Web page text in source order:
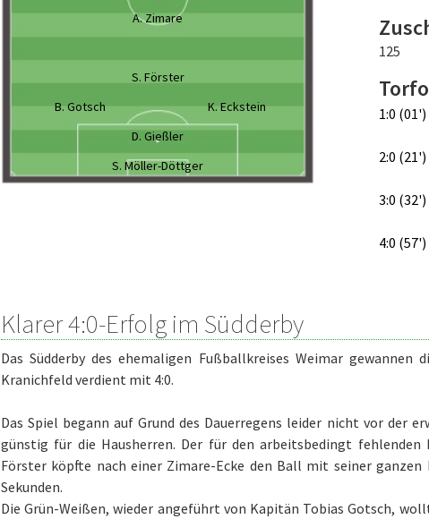
A. Zimare
S. Förster
B. Gotsch
K. Eckstein
D. Gießler
S. Möller-Döttger
125
1:0 (01')
2:0 (21')
3:0 (32')
4:0 (57')
Klarer 4:0-Erfolg im Südderby
Das Südderby des ehemaligen Fußballkreises Weimar gewannen
Kranichfeld verdient mit 4:0.
Das Spiel begann auf Grund des Dauerregens leider nicht vor der
günstig für die Hausherren. Der für den arbeitsbedingt fehlenden
Förster köpfte nach einer Zimare-Ecke den Ball mit seiner ganzen
Sekunden.
Die Grün-Weißen, wieder angeführt von Kapitän Tobias Gotsch,